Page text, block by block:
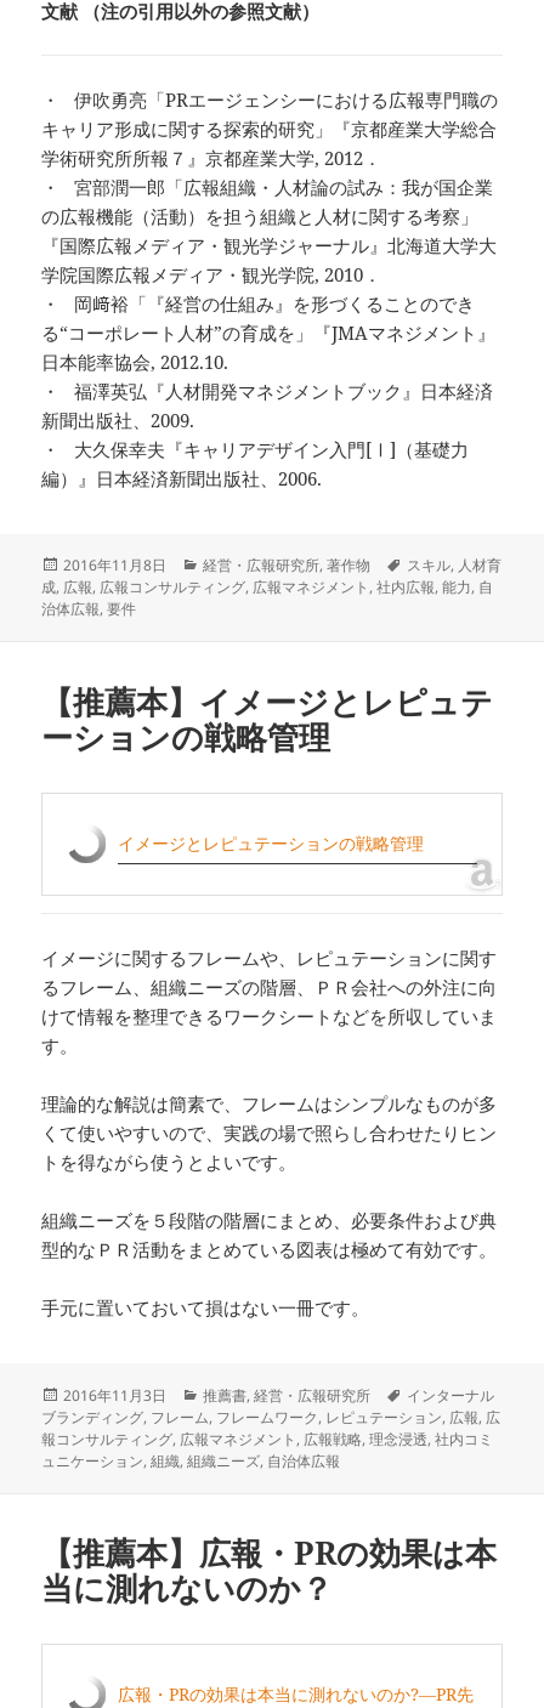
文献 （注の引用以外の参照文献）
・ 伊吹勇亮「PRエージェンシーにおける広報専門職の
キャリア形成に関する探索的研究」『京都産業大学総合
学術研究所所報７』京都産業大学, 2012．
・ 宮部潤一郎「広報組織・人材論の試み：我が国企業
の広報機能（活動）を担う組織と人材に関する考察」
『国際広報メディア・観光学ジャーナル』北海道大学大
学院国際広報メディア・観光学院, 2010．
・ 岡﨑裕「『経営の仕組み』を形づくることのでき
る“コーポレート人材”の育成を」『JMAマネジメント』
日本能率協会, 2012.10.
・ 福澤英弘『人材開発マネジメントブック』日本経済
新聞出版社、2009.
・ 大久保幸夫『キャリアデザイン入門[Ⅰ]（基礎力
編）』日本経済新聞出版社、2006.
投
稿
日:
2016年11月8日
カ
テ
経営・広報研究所,著作物
タ
グ
スキル, 人材育
成, 広報, 広報コンサルティング, 広報マネジメント ,社内広報,能力, 自
治体広報,要件
【推薦本】イメージとレピュテ
ーションの戦略管理
イメージとレピュテーションの戦略管理
イメージに関するフレームや、レピュテーションに関す
るフレーム、組織ニーズの階層、ＰＲ会社への外注に向
けて情報を整理できるワークシートなどを所収していま
す。
理論的な解説は簡素で、フレームはシンプルなものが多
くて使いやすいので、実践の場で照らし合わせたりヒン
トを得ながら使うとよいです。
組織ニーズを５段階の階層にまとめ、必要条件および典
型的なＰＲ活動をまとめている図表は極めて有効です。
手元に置いておいて損はない一冊です。
投
稿
日:
2016年11月3日
カ
テ
ゴ
リ
推薦書,経営・広報研究所
タ
グ
インターナル
ブランディング, フレーム, フレームワーク, レピュテーション, 広報, 広
報コンサルティング, 広報マネジメント , 広報戦略,理念浸透,社内コミ
ュニケーション,組織,組織ニーズ, 自治体広報
【推薦本】広報・PRの効果は本
当に測れないのか？
広報・PRの効果は本当に測れないのか?―PR先